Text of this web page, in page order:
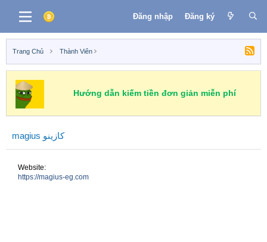
Đăng nhập Đăng ký
Trang Chủ Thành Viên
Hướng dẫn kiếm tiền đơn giản miễn phí
magius كازينو
Website
https://magius-eg.com